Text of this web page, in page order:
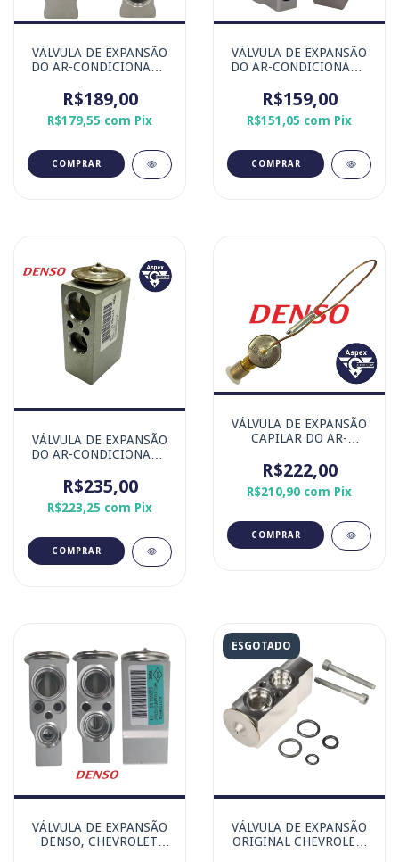
VÁLVULA DE EXPANSÃO
DO AR-CONDICIONADO
MARCA ORIGINAL
DENSO
R$189,00
R$179,55 com Pix
VÁLVULA DE EXPANSÃO
DO AR-CONDICIONADO
MARCA ORIGINAL
DENSO
R$159,00
R$151,05 com Pix
VÁLVULA DE EXPANSÃO
DO AR-CONDICIONADO
STRADA - MARCA
ORIGINAL DENSO
R$235,00
R$223,25 com Pix
VÁLVULA DE EXPANSÃO
CAPILAR DO AR-
UNO MITSUBISHI L200
FORD CARGO - MARCA
ORIGINAL DENSO
R$222,00
R$210,90 com Pix
VÁLVULA DE EXPANSÃO
DENSO, CHEVROLET,
ESGOTADO
VÁLVULA DE EXPANSÃO
ORIGINAL CHEVROLET,